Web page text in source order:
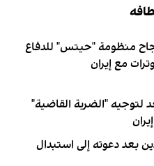
منظومة "حيتس" للدفاع
مع إيران
"الضربة القاضية"
بعد دعوته إلى استبدال